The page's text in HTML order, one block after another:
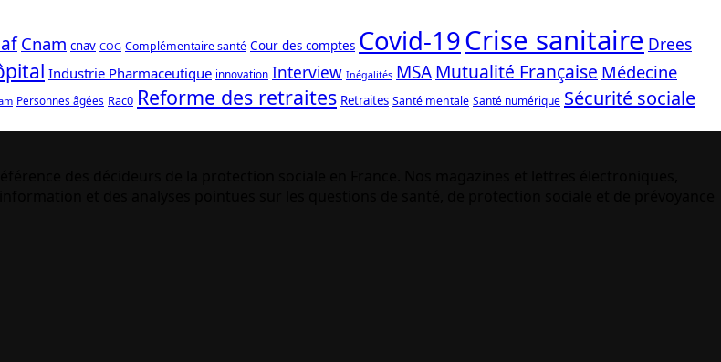
Cnam cnav COG Complémentaire santé Cour des comptes Covid-19Crise sanitaire Drees
Industrie Pharmaceutique innovation Interview Inégalités MSAMutualité Française Médecine
Personnes âgées Rac0 Reforme des retraites Retraites Santé mentale Santé numérique Sécurité sociale